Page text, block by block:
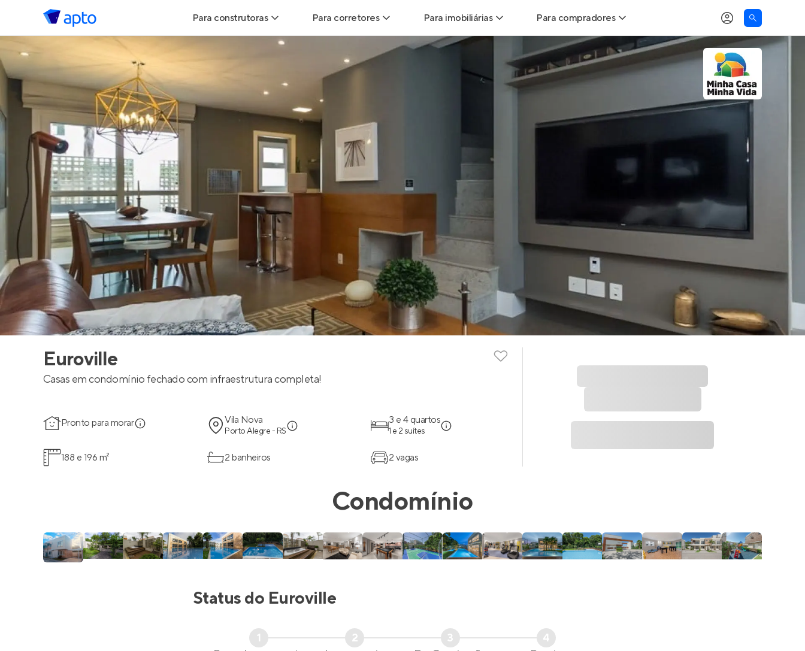
Para construtoras
Geração de Visitas
Geração de Vendas
Maiores Construtoras
Parcerias Imobiliárias
Anunciar Imóveis
Para corretores
Leads para Corretores
Parcerias imobiliárias
Hub de Corretores
Perfil Verificado
Para imobiliárias
Leads para Imobiliárias
Hub de imobiliárias
Para compradores
Buscar um imóvel novo
Calcule seu Poder de Compra
Comprar x Alugar
Euroville
Casas em condomínio fechado com infraestrutura completa!
Pronto para morar Vila Nova
Porto Alegre - RS
3 e 4 quartos
1 e 2 suítes
188 e 196 m² 2 banheiros 2 vagas
Condomínio
Status do Euroville
1
2
3
4